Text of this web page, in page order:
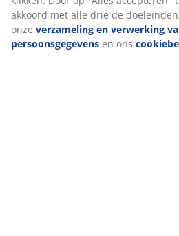
Artikelnummer: 2347327
akkoord met alle drie de
onze verzameling en verwerking
persoonsgegevens en ons